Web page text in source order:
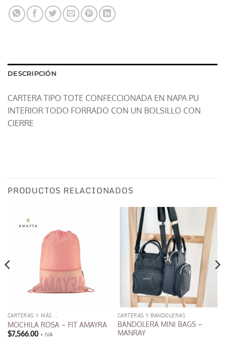
DESCRIPCIÓN
CARTERA TIPO TOTE CONFECCIONADA EN NAPA PU
INTERIOR TODO FORRADO CON UN BOLSILLO CON
CIERRE
PRODUCTOS RELACIONADOS
CARTERAS Y MÁS ...
MOCHILA ROSA – FIT AMAYRA
$7,566.00 + IVA
CARTERAS Y BANDOLERAS
BANDOLERA MINI BAGS –
MANRAY